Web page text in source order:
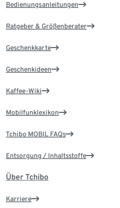
Bedienungsanleitungen
Ratgeber & Größenberater
Geschenkkarte
Geschenkideen
Kaffee-Wiki
Mobilfunklexikon
Tchibo MOBIL FAQs
Entsorgung / Inhaltsstoffe
Über Tchibo
Karriere